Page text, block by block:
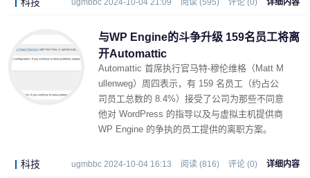
ugmbbc 2024-10-04 21:09 阅读 (595) 评论 (0) 详细内容
与WP Engine的斗争升级 159名员工将离
开Automattic
Automattic 首席执行官马特-穆伦维格（Matt M
ullenweg）周四表示，有 159 名员工（约占公
司员工总数的 8.4%）接受了公司为那些不同意
他对 WordPress 的指导以及与虚拟主机提供商
WP Engine 的争执的员工提供的离职方案。
科技 ugmbbc 2024-10-04 16:13 阅读 (816) 评论 (0) 详细内容